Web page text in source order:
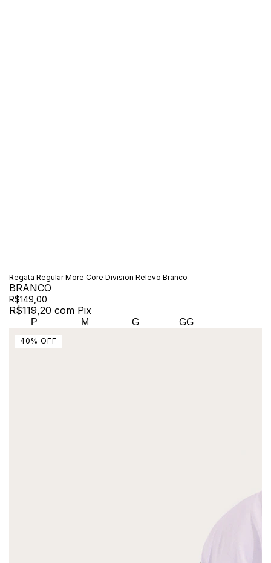
Regata Regular More Core Division Relevo Branco
BRANCO
R$149,00
R$119,20 com Pix
P M G GG
40 % OFF